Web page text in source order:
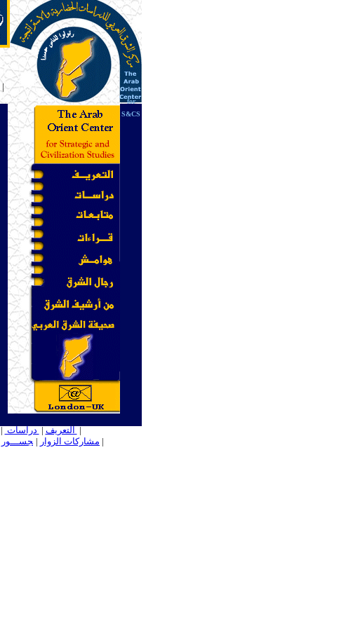
ــــ
ـ|
for
S&CS
| التعريف | دراسات |
| مشاركات الزوار | جســـور